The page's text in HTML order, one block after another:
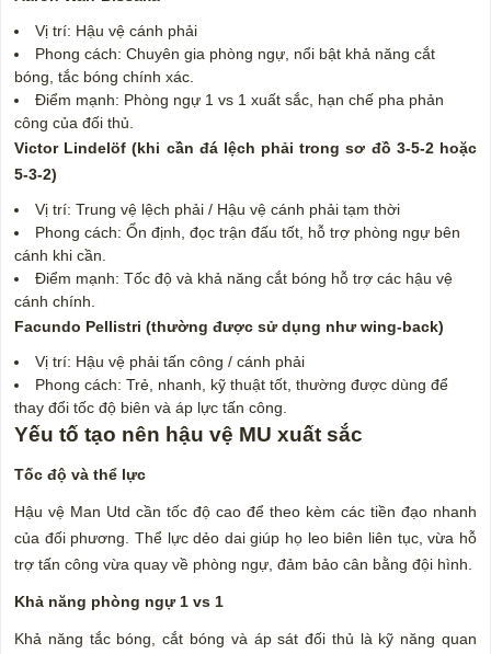
Vị trí: Hậu vệ cánh phải
Phong cách: Chuyên gia phòng ngự, nổi bật khả năng cắt
bóng, tắc bóng chính xác.
Điểm mạnh: Phòng ngự 1 vs 1 xuất sắc, hạn chế pha phản
công của đối thủ.
Victor Lindelöf (khi cần đá lệch phải trong sơ đồ 3-5-2 hoặc
5-3-2)
Vị trí: Trung vệ lệch phải / Hậu vệ cánh phải tạm thời
Phong cách: Ổn định, đọc trận đấu tốt, hỗ trợ phòng ngự bên
cánh khi cần.
Điểm mạnh: Tốc độ và khả năng cắt bóng hỗ trợ các hậu vệ
cánh chính.
Facundo Pellistri (thường được sử dụng như wing-back)
Vị trí: Hậu vệ phải tấn công / cánh phải
Phong cách: Trẻ, nhanh, kỹ thuật tốt, thường được dùng để
thay đổi tốc độ biên và áp lực tấn công.
Yếu tố tạo nên hậu vệ MU xuất sắc
Tốc độ và thể lực
Hậu vệ Man Utd cần tốc độ cao để theo kèm các tiền đạo nhanh
của đối phương. Thể lực dẻo dai giúp họ leo biên liên tục, vừa hỗ
trợ tấn công vừa quay về phòng ngự, đảm bảo cân bằng đội hình.
Khả năng phòng ngự 1 vs 1
Khả năng tắc bóng, cắt bóng và áp sát đối thủ là kỹ năng quan